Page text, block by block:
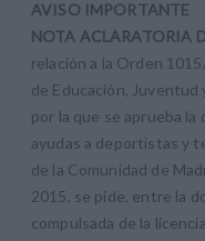
AVISO IMPORTANTE
NOTA ACLARATORIA
relación a la Orden
de Educación, Juventud
por la que se aprueba
ayudas a deportistas y
de la Comunidad de
2015, se pide, entre la
compulsada de la